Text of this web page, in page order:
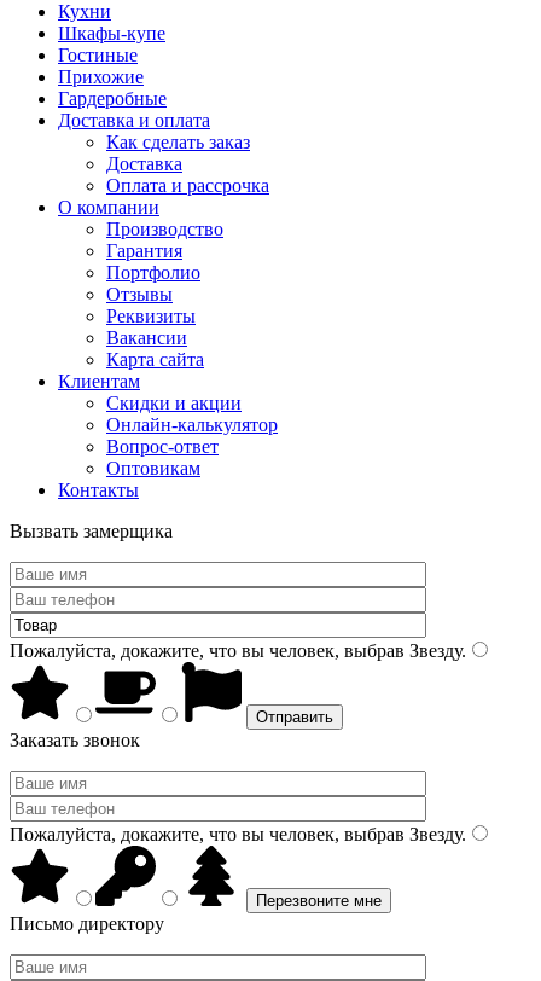
Кухни
Шкафы-купе
Гостиные
Прихожие
Гардеробные
Доставка и оплата
Как сделать заказ
Доставка
Оплата и рассрочка
О компании
Производство
Гарантия
Портфолио
Отзывы
Реквизиты
Вакансии
Карта сайта
Клиентам
Скидки и акции
Онлайн-калькулятор
Вопрос-ответ
Оптовикам
Контакты
Вызвать замерщика
Пожалуйста, докажите, что вы человек, выбрав Звезду.
Заказать звонок
Пожалуйста, докажите, что вы человек, выбрав Звезду.
Письмо директору